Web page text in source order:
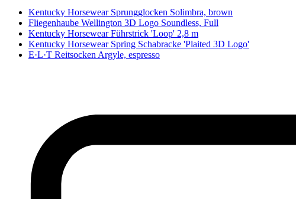
Kentucky Horsewear Sprungglocken Solimbra, brown
Fliegenhaube Wellington 3D Logo Soundless, Full
Kentucky Horsewear Führstrick 'Loop' 2,8 m
Kentucky Horsewear Spring Schabracke 'Plaited 3D Logo'
E·L·T Reitsocken Argyle, espresso